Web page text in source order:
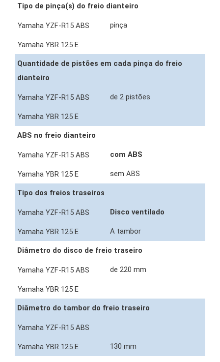
Tipo de pinça(s) do freio dianteiro
pinça
Quantidade de pistões em cada pinça do freio
dianteiro
de 2 pistões
ABS no freio dianteiro
com ABS
sem ABS
Tipo dos freios traseiros
Disco ventilado
A tambor
Diâmetro do disco de freio traseiro
de 220 mm
Diâmetro do tambor do freio traseiro
130 mm